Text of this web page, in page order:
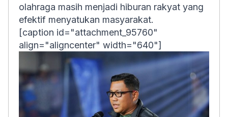
olahraga masih menjadi hiburan rakyat yang
efektif menyatukan masyarakat.
[caption id="attachment_95760"
align="aligncenter" width="640"]